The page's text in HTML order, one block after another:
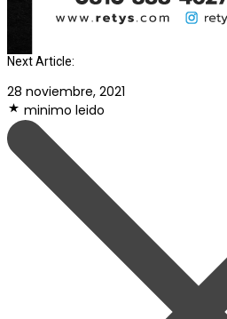
Next Article:
28 noviembre, 2021
minimo leido